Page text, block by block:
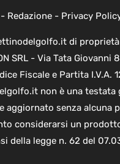
- Redazione- Privacy
di proprietà
SRL - Via Tata Giovanni
Fiscale e Partita I.V.A.
non è una testata
aggiornato senza alcuna
considerarsi un
della legge n. 62 del